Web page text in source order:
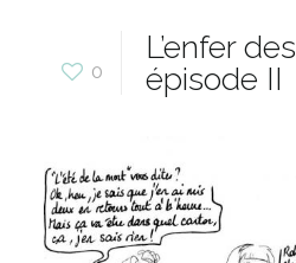
0
L’enfer
épisode II